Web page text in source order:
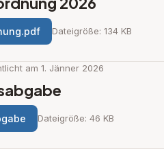
Dateigröße: 134 KB
am 1. Jänner 2026
Dateigröße: 46 KB